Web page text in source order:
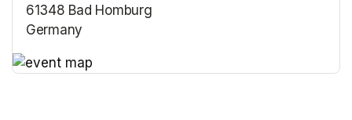
61348 Bad Homburg
Germany